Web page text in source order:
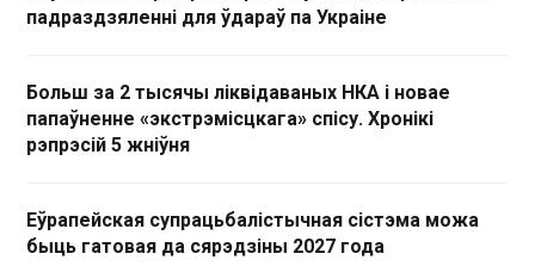
падраздзяленні для ўдараў па Украіне
Больш за 2 тысячы ліквідаваных НКА і новае
папаўненне «экстрэмісцкага» спісу. Хронікі
рэпрэсій 5 жніўня
Еўрапейская супрацьбалістычная сістэма можа
быць гатовая да сярэдзіны 2027 года